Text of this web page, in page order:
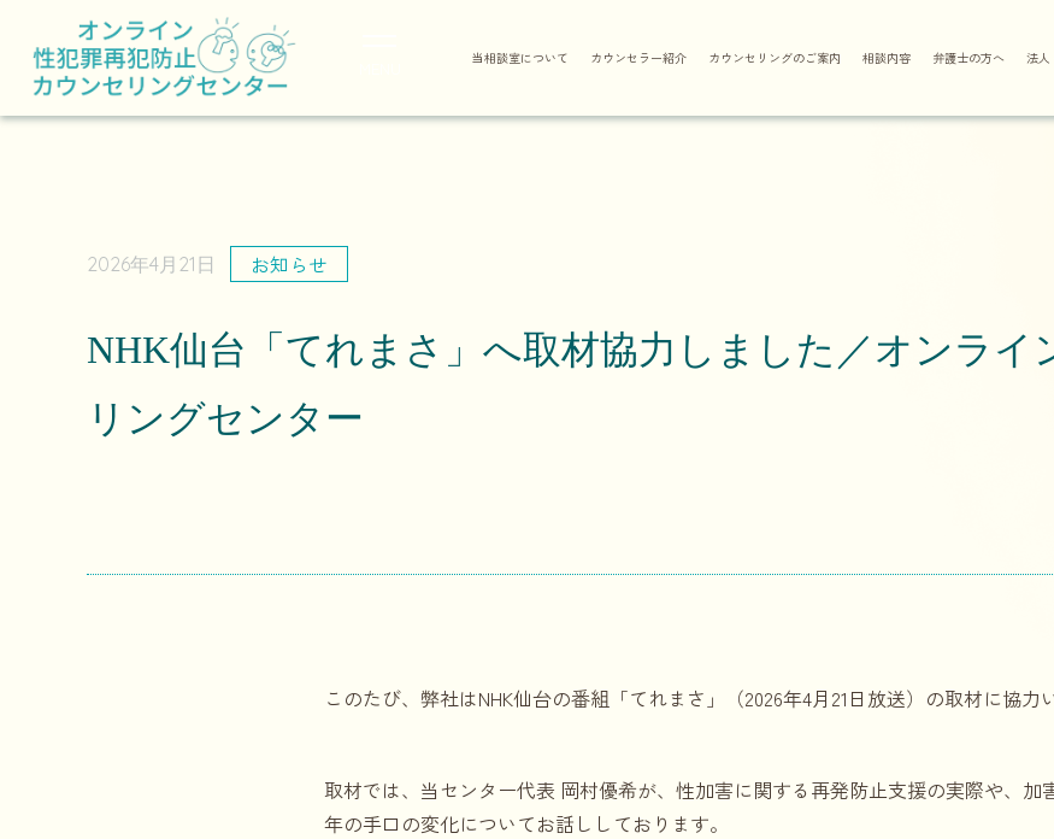
当相談室について カウンセラー紹介 カウンセリングのご案内 相談内容 弁護士の方へ 法人
2026年4月21日 お知らせ
NHK仙台「てれまさ」へ取材協力しました／オンライ
リングセンター
このたび、弊社はNHK仙台の番組「てれまさ」（2026年4月21日放送）の取材に協力
取材では、当センター代表 岡村優希が、性加害に関する再発防止支援の実際や、加
年の手口の変化についてお話ししております。